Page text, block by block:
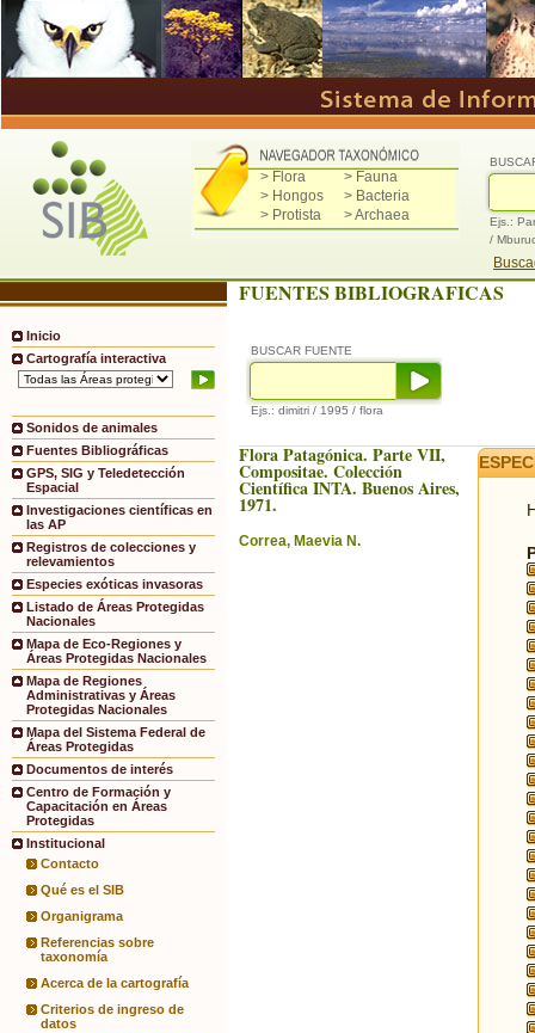
> Flora
> Fauna
> Hongos
> Bacteria
> Protista
> Archaea
Ejs.:
/
Inicio
Cartografía interactiva
Sonidos de animales
Fuentes Bibliográficas
GPS, SIG y Teledetección
Espacial
Investigaciones científicas en
las AP
Registros de colecciones y
relevamientos
Especies exóticas invasoras
Listado de Áreas Protegidas
Nacionales
Mapa de Eco-Regiones y
Áreas Protegidas Nacionales
Mapa de Regiones
Administrativas y Áreas
Protegidas Nacionales
Mapa del Sistema Federal de
Áreas Protegidas
Documentos de interés
Centro de Formación y
Capacitación en Áreas
Protegidas
Institucional
Contacto
Qué es el SIB
Organigrama
Referencias sobre
taxonomía
Acerca de la cartografía
Criterios de ingreso de
datos
FUENTES BIBLIOGRAFICAS
BUSCAR FUENTE
Ejs.: dimitri / 1995 / flora
Flora Patagónica. Parte VII,
Compositae. Colección
Científica INTA. Buenos Aires,
1971.
Correa, Maevia N.